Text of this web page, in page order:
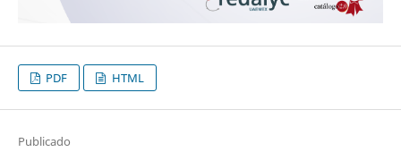
PDF HTML
Publicado